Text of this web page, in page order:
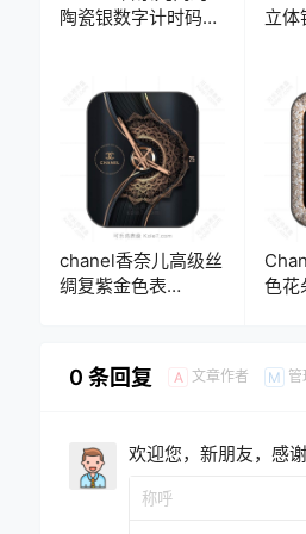
陶瓷银数字计时码年
立体
chanel香奈儿高级丝
绸复紫金色表
色花
0 条回复 A 文章作者 M 管
欢迎您，新朋友，感谢